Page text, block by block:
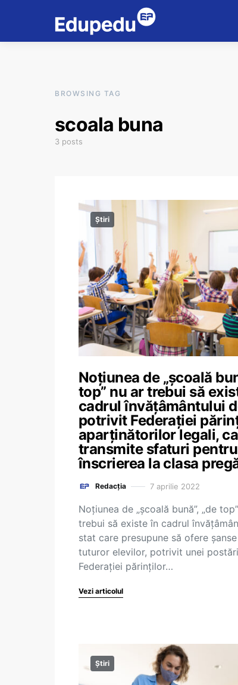
BROWSING TAG
scoala buna
3 posts
Știri
Noțiunea de „școală
top” nu ar trebui să
cadrul învățâmântului
potrivit Federației
aparținătorilor legali,
transmite sfaturi pentru
înscrierea la clasa
Redacția 7 aprilie 2022
Noțiunea de „școală bună”, „de
trebui să existe în cadrul
stat care presupune să ofere
tuturor elevilor, potrivit unei
Federației părinților…
Vezi articolul
Știri